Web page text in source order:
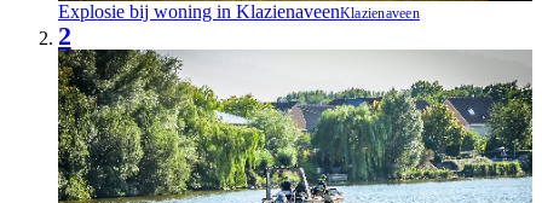
Explosie bij woning in KlazienaveenKlazienaveen
2